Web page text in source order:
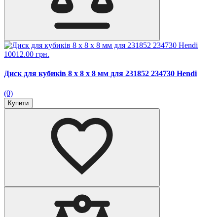
10012.00 грн.
Диск для кубиків 8 x 8 x 8 мм для 231852 234730 Hendi
(0)
Купити